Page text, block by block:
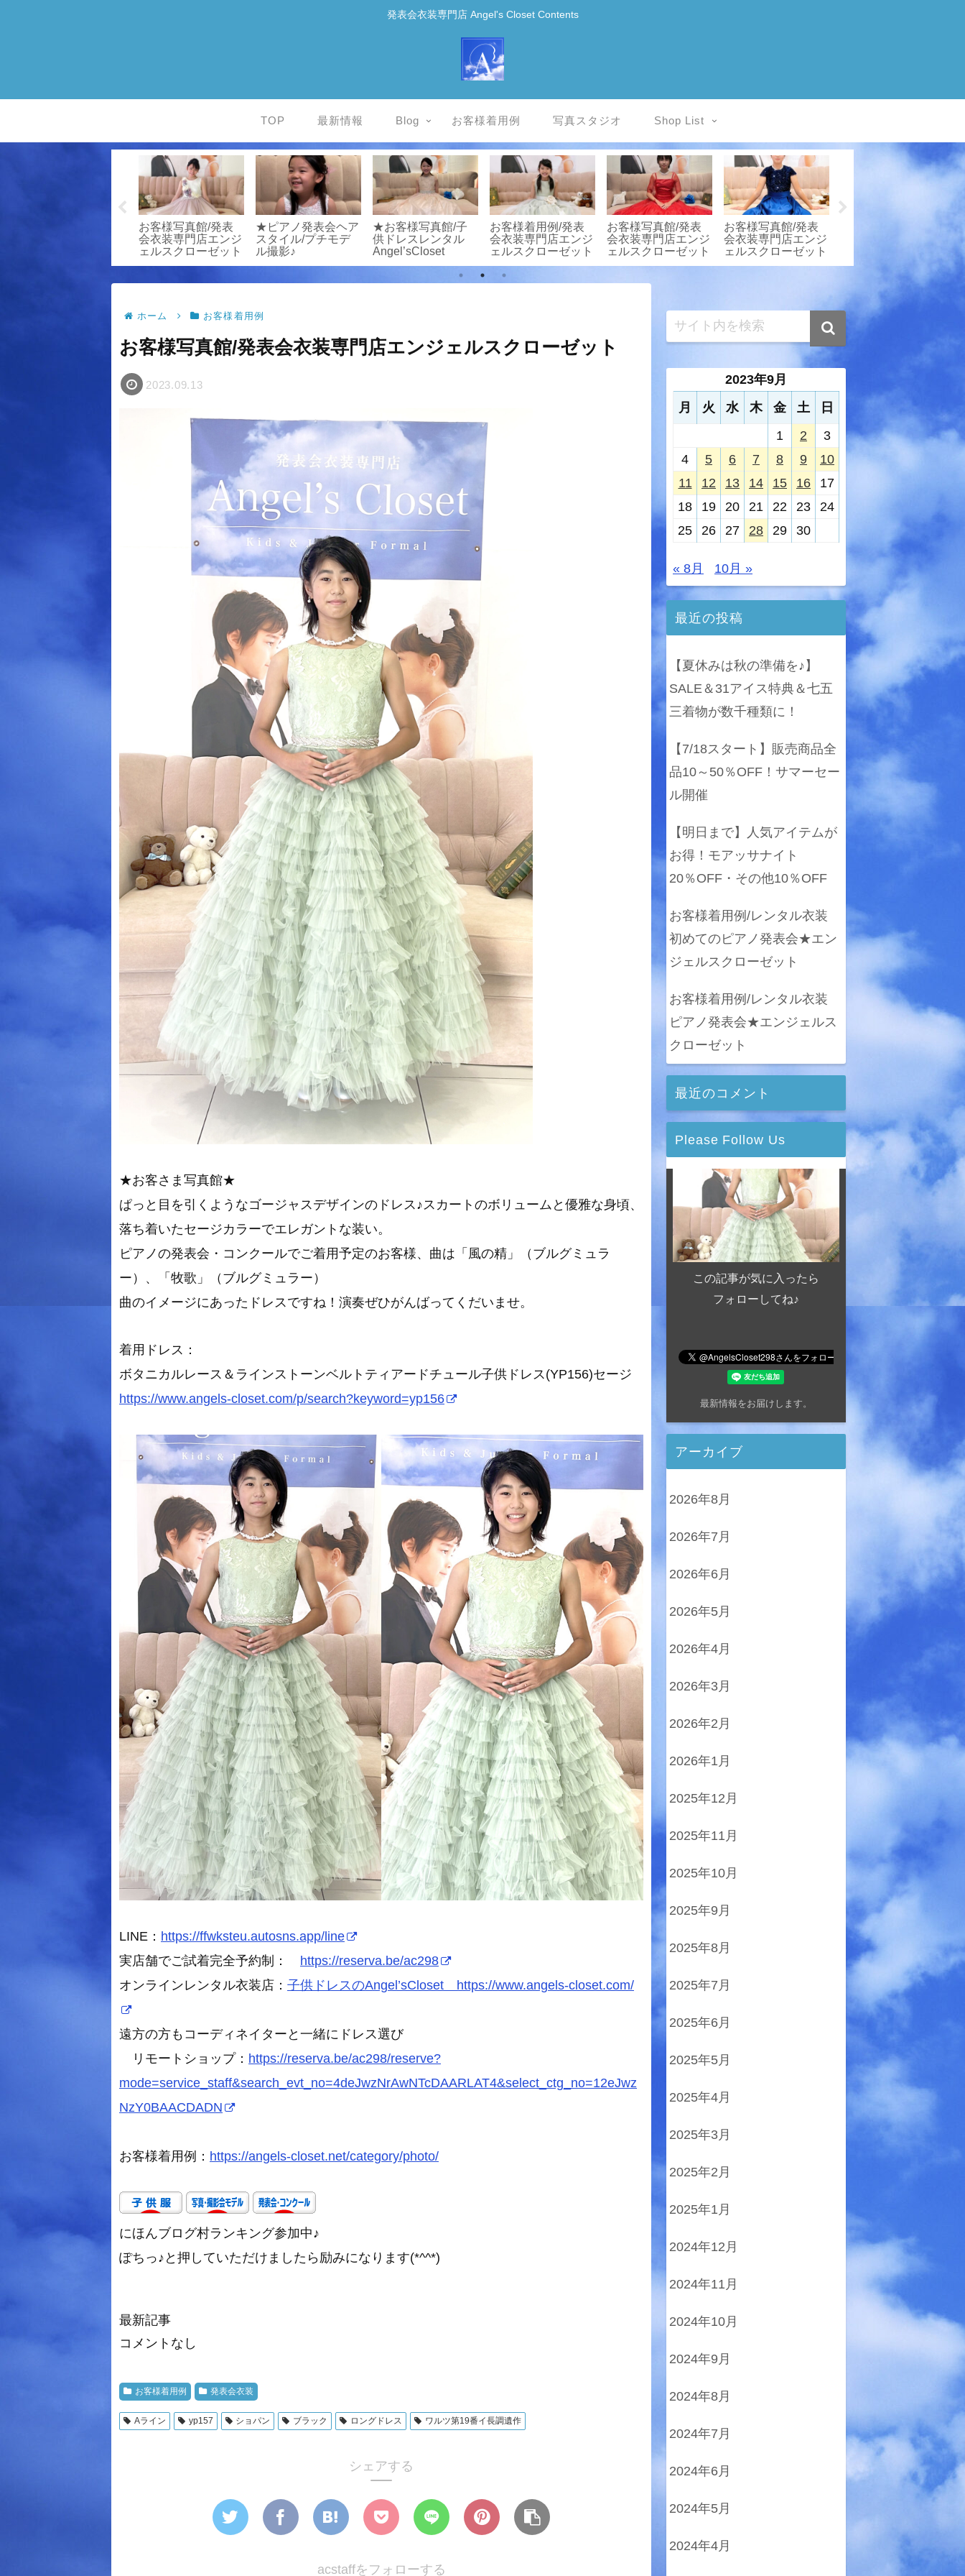
発表会衣装専門店 Angel's Closet Contents
TOP 最新情報 Blog お客様着用例 写真スタジオ Shop List
お客様写真館/発表
会衣装専門店エンジ
ェルスクローゼット
★ピアノ発表会ヘア
スタイル/プチモデ
ル撮影♪
★お客様写真館/子
供ドレスレンタル
Angel’sCloset
お客様着用例/発表
会衣装専門店エンジ
ェルスクローゼット
お客様写真館/発表
会衣装専門店エンジ
ェルスクローゼット
お客様写真館/発表
会衣装専門店エンジ
ェルスクローゼット
ホーム お客様着用例
お客様写真館/発表会衣装専門店エンジェルスクローゼット
2023.09.13
★お客さま写真館★
ぱっと目を引くようなゴージャスデザインのドレス♪スカートのボリュームと優雅な身頃、
落ち着いたセージカラーでエレガントな装い。
ピアノの発表会・コンクールでご着用予定のお客様、曲は「風の精」（ブルグミュラ
ー）、「牧歌」（ブルグミュラー）
曲のイメージにあったドレスですね！演奏ぜひがんばってくだいませ。
着用ドレス：
ボタニカルレース＆ラインストーンベルトティアードチュール子供ドレス(YP156)セージ
https://www.angels-closet.com/p/search?keyword=yp156
LINE： https://ffwksteu.autosns.app/line
実店舗でご試着完全予約制： https://reserva.be/ac298
オンラインレンタル衣装店： 子供ドレスのAngel’sCloset https://www.angels-closet.com/
遠方の方もコーディネイターと一緒にドレス選び
リモートショップ： https://reserva.be/ac298/reserve?
mode=service_staff&search_evt_no=4deJwzNrAwNTcDAARLAT4&select_ctg_no=12eJwz
NzY0BAACDADN
お客様着用例： https://angels-closet.net/category/photo/
にほんブログ村ランキング参加中♪
ぽちっ♪と押していただけましたら励みになります(*^^*)
最新記事
コメントなし
お客様着用例 発表会衣装
Aライン yp157 ショパン ブラック ロングドレス ワルツ第19番イ長調遺作
シェアする
acstaffをフォローする
2023年9月
月
火 水 木 金 土
日
1
2
3
4
5 6 7 8 9
10
11
12 13 14 15 16
17
18
19 20 21 22 23
24
25
26 27 28 29 30
« 8月 10月 »
最近の投稿
【夏休みは秋の準備を♪】
SALE＆31アイス特典＆七五
三着物が数千種類に！
【7/18スタート】販売商品全
品10～50％OFF！サマーセー
ル開催
【明日まで】人気アイテムが
お得！モアッサナイト
20％OFF・その他10％OFF
お客様着用例/レンタル衣装
初めてのピアノ発表会★エン
ジェルスクローゼット
お客様着用例/レンタル衣装
ピアノ発表会★エンジェルス
クローゼット
最近のコメント
Please Follow Us
この記事が気に入ったら
フォローしてね♪
最新情報をお届けします。
アーカイブ
2026年8月
2026年7月
2026年6月
2026年5月
2026年4月
2026年3月
2026年2月
2026年1月
2025年12月
2025年11月
2025年10月
2025年9月
2025年8月
2025年7月
2025年6月
2025年5月
2025年4月
2025年3月
2025年2月
2025年1月
2024年12月
2024年11月
2024年10月
2024年9月
2024年8月
2024年7月
2024年6月
2024年5月
2024年4月